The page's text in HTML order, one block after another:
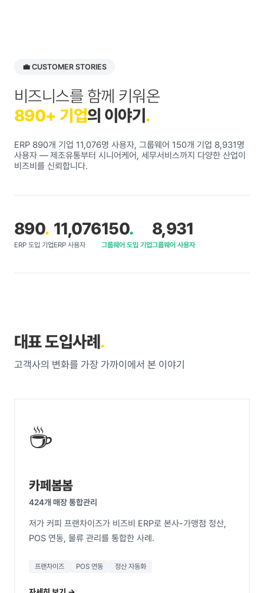
💼 CUSTOMER STORIES
비즈니스를 함께 키워온
890+ 기업의 이야기 .
ERP 890개 기업 11,076명 사용자, 그룹웨어 150개 기업 8,931명
사용자 — 제조유통부터 시니어케어, 세무서비스까지 다양한 산업이
비즈비를 신뢰합니다.
890.
ERP 도입 기업
11,076
ERP 사용자
150.
그룹웨어 도입 기업
8,931
그룹웨어 사용자
대표 도입사례 .
고객사의 변화를 가장 가까이에서 본 이야기
☕
카페봄봄
424개 매장 통합관리
저가 커피 프랜차이즈가 비즈비 ERP로 본사-가맹점 정산,
POS 연동, 물류 관리를 통합한 사례.
프랜차이즈 POS 연동 정산 자동화